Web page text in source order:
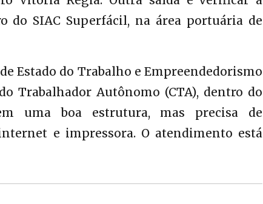
do SIAC Superfácil, na área portuária de
Estado do Trabalho e Empreendedorismo
Trabalhador Autônomo (CTA), dentro do
uma boa estrutura, mas precisa de
e impressora. O atendimento está